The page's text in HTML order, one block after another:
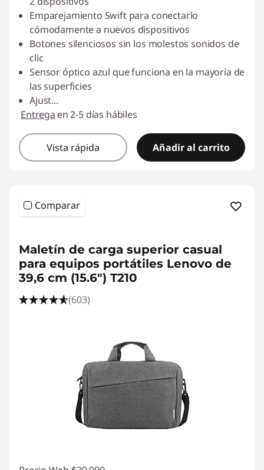
Emparejamiento Swift para conectarlo
cómodamente a nuevos dispositivos
Botones silenciosos sin los molestos sonidos de
clic
Sensor óptico azul que funciona en la mayoría de
las superficies
Ajust...
Entrega en 2-5 días hábiles
Vista rápida Añadir al carrito
Comparar
Maletín de carga superior casual
para equipos portátiles Lenovo de
39,6 cm (15.6") T210
(603)